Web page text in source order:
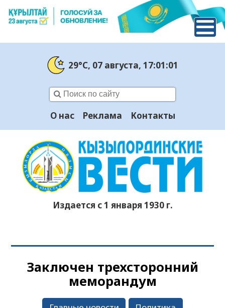
29°C, 07 августа, 17:01:02
О нас Реклама Контакты
Издается с 1 января 1930 г.
Заключен трехсторонний
меморандум